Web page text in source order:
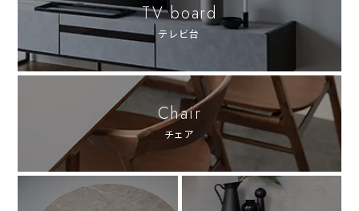
TV board
テレビ台
Chair
チェア